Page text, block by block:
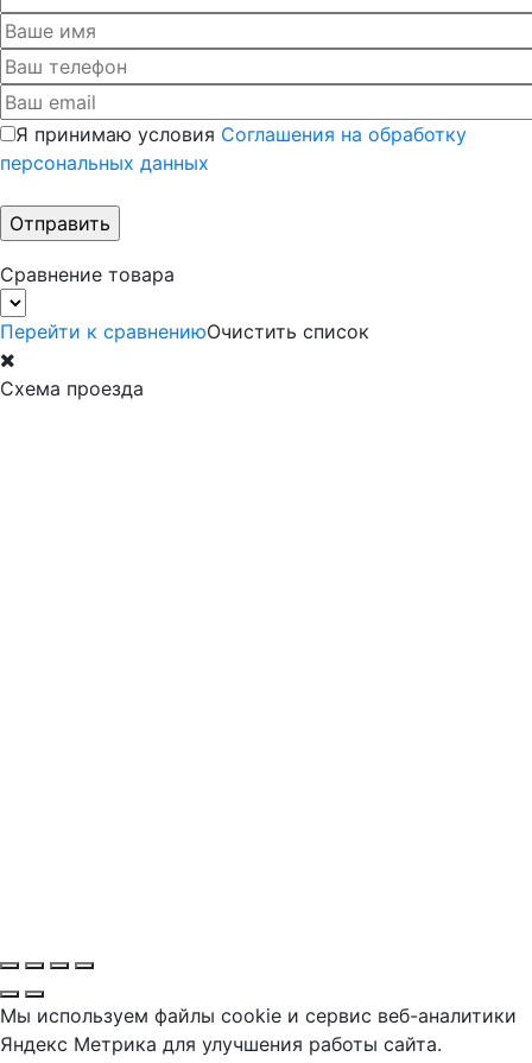
Я принимаю условия Соглашения на обработку
персональных данных
Сравнение товара
Перейти к сравнениюОчистить список
Схема проезда
Мы используем файлы cookie и сервис веб-аналитики
Яндекс Метрика для улучшения работы сайта.